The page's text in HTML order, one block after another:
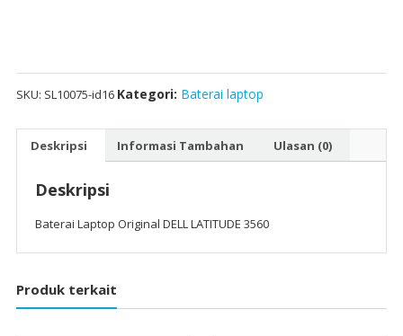
SKU: SL10075-id16 Kategori: Baterai laptop
Deskripsi Informasi Tambahan Ulasan (0)
Deskripsi
Baterai Laptop Original DELL LATITUDE 3560
Produk terkait